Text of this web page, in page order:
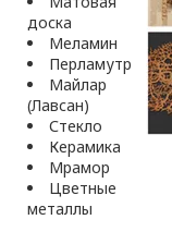
доска
Меламин
Перламутр
Майлар
(Лавсан)
Стекло
Керамика
Мрамор
Цветные
металлы